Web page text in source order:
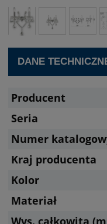
DANE
Producent
Seria
Numer
Kraj producenta
Kolor
Materiał
Wys. całkowita